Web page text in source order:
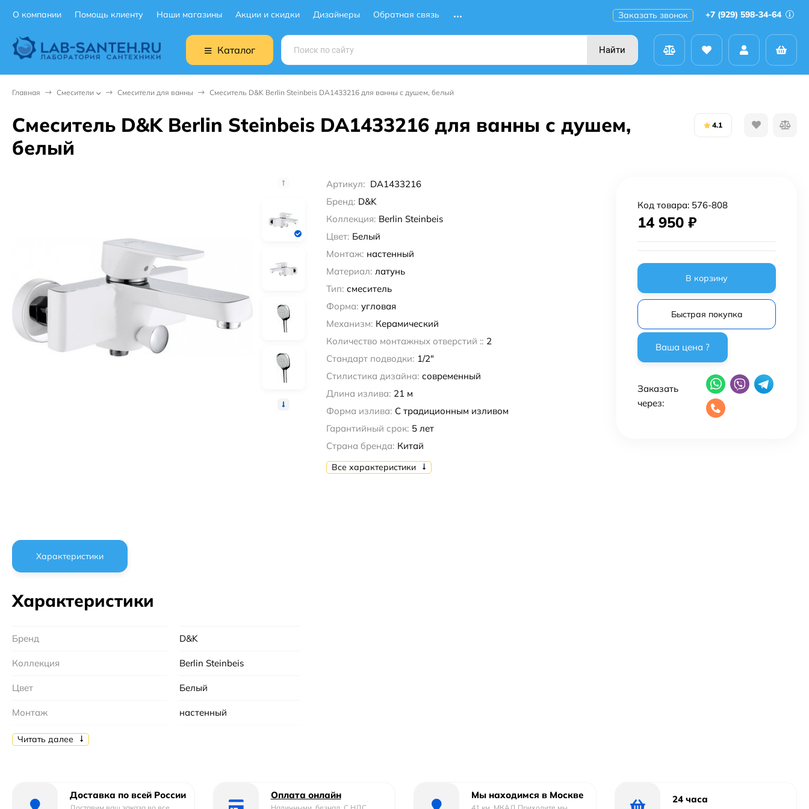
О компании Помощь клиенту Наши магазины Акции и скидки Дизайнеры Обратная связь Заказать звонок +7 (929) 598-34-64
Каталог Найти
Главная Смесители Смесители для ванны Смеситель D&K Berlin Steinbeis DA1433216 для ванны с душем, белый
Смеситель D&K Berlin Steinbeis DA1433216 для ванны с душем,
белый
4.1
Артикул: DA1433216
Бренд: D&K
Коллекция: Berlin Steinbeis
Цвет: Белый
Монтаж: настенный
Материал: латунь
Тип: смеситель
Форма: угловая
Механизм: Керамический
Количество монтажных отверстий :: 2
Стандарт подводки: 1/2"
Стилистика дизайна: современный
Длина излива: 21 м
Форма излива: С традиционным изливом
Гарантийный срок: 5 лет
Страна бренда: Китай
Все характеристики
Код товара: 576-808
14 950 ₽
В корзину
Быстрая покупка
Заказать
через:
Характеристики
Характеристики
Бренд D&K
Коллекция Berlin Steinbeis
Цвет Белый
Монтаж настенный
Материал
Читать далее
Доставка по всей России
Доставим ваш заказа во все
Оплата онлайн
Наличными, безнал. С НДС ,
Мы находимся в Москве
41 км. МКАД Приходите мы
24 часа